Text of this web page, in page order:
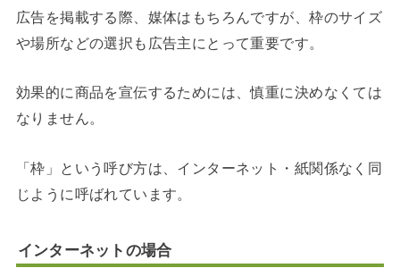
広告を掲載する際、媒体はもちろんですが、枠のサイズ
や場所などの選択も広告主にとって重要です。
効果的に商品を宣伝するためには、慎重に決めなくては
なりません。
「枠」という呼び方は、インターネット・紙関係なく同
じように呼ばれています。
インターネットの場合